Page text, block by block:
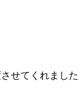
せてくれまし